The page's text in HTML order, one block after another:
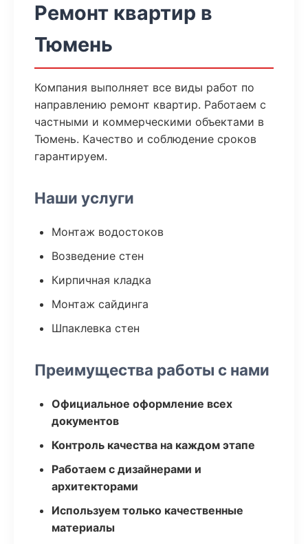
Ремонт квартир в
Тюмень
Компания выполняет все виды работ по
направлению ремонт квартир. Работаем с
частными и коммерческими объектами в
Тюмень. Качество и соблюдение сроков
гарантируем.
Наши услуги
Монтаж водостоков
Возведение стен
Кирпичная кладка
Монтаж сайдинга
Шпаклевка стен
Преимущества работы с нами
Официальное оформление всех
документов
Контроль качества на каждом этапе
Работаем с дизайнерами и
архитекторами
Используем только качественные
материалы